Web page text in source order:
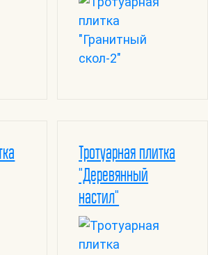
Тротуарная плитка
"Деревянный
настил"